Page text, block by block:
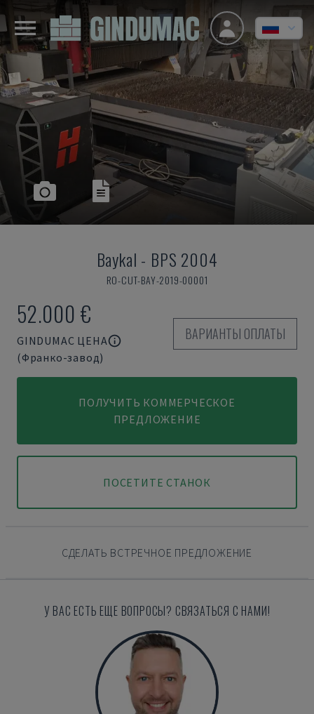
Baykal - BPS 2004
RO-CUT-BAY-2019-00001
52.000 €
GINDUMAC ЦЕНА
(Франко-завод)
ВАРИАНТЫ ОПЛАТЫ
ПОЛУЧИТЬ КОММЕРЧЕСКОЕ
ПРЕДЛОЖЕНИЕ
ПОСЕТИТЕ СТАНОК
СДЕЛАТЬ ВСТРЕЧНОЕ ПРЕДЛОЖЕНИЕ
У ВАС ЕСТЬ ЕЩЕ ВОПРОСЫ? СВЯЗАТЬСЯ С НАМИ!